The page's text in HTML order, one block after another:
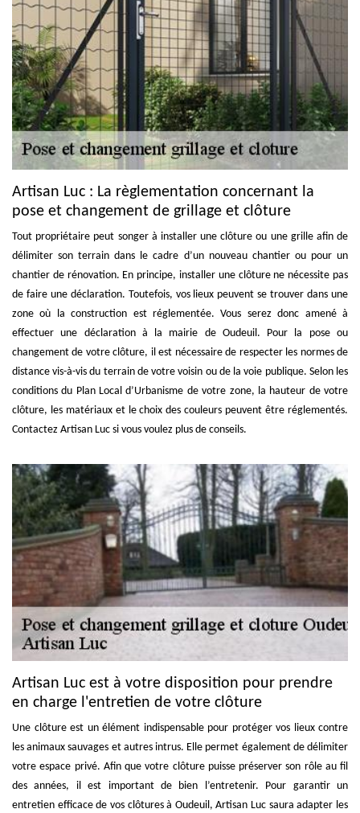
Artisan Luc : La règlementation concernant la
pose et changement de grillage et clôture
Tout propriétaire peut songer à installer une clôture ou une grille afin de
délimiter son terrain dans le cadre d’un nouveau chantier ou pour un
chantier de rénovation. En principe, installer une clôture ne nécessite pas
de faire une déclaration. Toutefois, vos lieux peuvent se trouver dans une
zone où la construction est réglementée. Vous serez donc amené à
effectuer une déclaration à la mairie de Oudeuil. Pour la pose ou
changement de votre clôture, il est nécessaire de respecter les normes de
distance vis-à-vis du terrain de votre voisin ou de la voie publique. Selon les
conditions du Plan Local d’Urbanisme de votre zone, la hauteur de votre
clôture, les matériaux et le choix des couleurs peuvent être réglementés.
Contactez Artisan Luc si vous voulez plus de conseils.
Artisan Luc est à votre disposition pour prendre
en charge l'entretien de votre clôture
Une clôture est un élément indispensable pour protéger vos lieux contre
les animaux sauvages et autres intrus. Elle permet également de délimiter
votre espace privé. Afin que votre clôture puisse préserver son rôle au fil
des années, il est important de bien l’entretenir. Pour garantir un
entretien efficace de vos clôtures à Oudeuil, Artisan Luc saura adapter les